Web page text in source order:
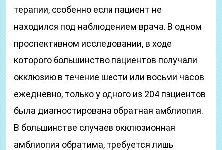
терапии, особенно если пациент не
находился под наблюдением врача. В одном
проспективном исследовании, в ходе
которого большинство пациентов получали
окклюзию в течение шести или восьми часов
ежедневно, только у одного из 204 пациентов
была диагностирована обратная амблиопия.
В большинстве случаев окклюзионная
амблиопия обратима, требуется лишь